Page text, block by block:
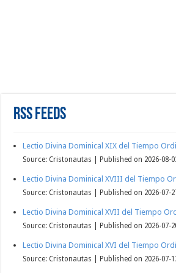
RSS Feeds
Lectio Divina Dominical XIX del Tiempo
Source: Cristonautas Published on 2026-08-
Lectio Divina Dominical XVIII del Tiempo
Source: Cristonautas Published on 2026-07-
Lectio Divina Dominical XVII del Tiempo
Source: Cristonautas Published on 2026-07-
Lectio Divina Dominical XVI del Tiempo
Source: Cristonautas Published on 2026-07-